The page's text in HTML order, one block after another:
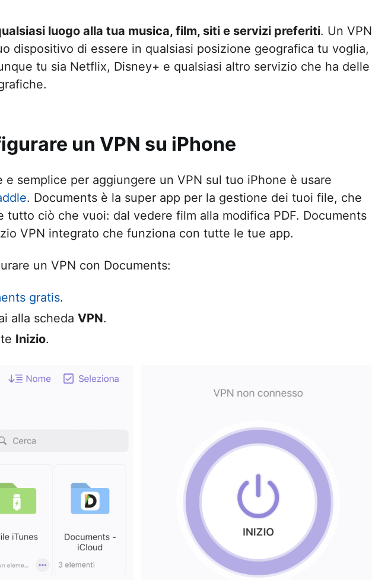
luogo alla tua musica, film, siti e servizi preferiti. Un VPN
dispositivo di essere in qualsiasi posizione geografica tu voglia,
tu sia Netflix, Disney+ e qualsiasi altro servizio che ha delle
un VPN su iPhone
e semplice per aggiungere un VPN sul tuo iPhone è usare
. Documents è la super app per la gestione dei tuoi file, che
tutto ciò che vuoi: dal vedere film alla modifica PDF. Documents
VPN integrato che funziona con tutte le tue app.
un VPN con Documents:
gratis.
alla scheda VPN.
Inizio.